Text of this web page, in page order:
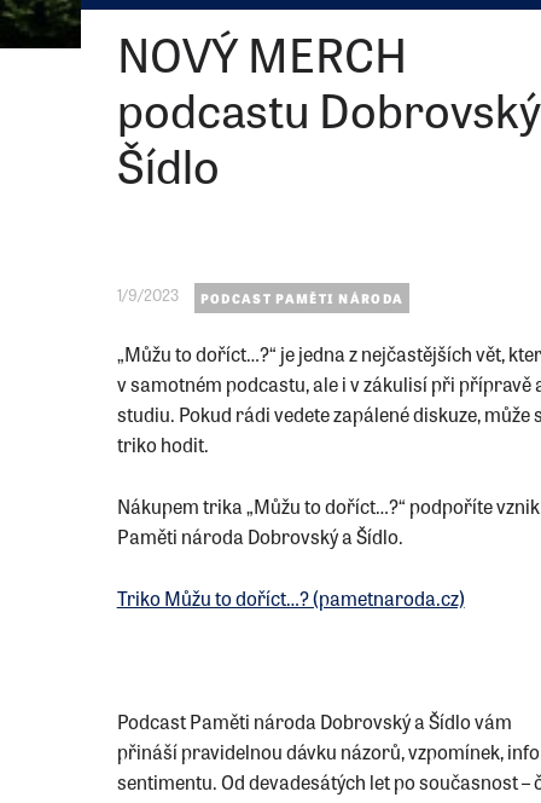
NOVÝ MERCH
podcastu
Šídlo
1/9/2023 PODCAST PAMĚTI NÁRODA
„Můžu to doříct…?“ je jedna z nejčastějších vět,
v samotném podcastu, ale i v zákulisí při přípravě
studiu. Pokud rádi vedete zapálené diskuze, může
triko hodit.
Nákupem trika „Můžu to doříct…?“ podpoříte
Paměti národa Dobrovský a Šídlo.
Triko Můžu to doříct…? (pametnaroda.cz)
Podcast Paměti národa Dobrovský a Šídlo vám
přináší pravidelnou dávku názorů, vzpomínek,
sentimentu. Od devadesátých let po současnost –